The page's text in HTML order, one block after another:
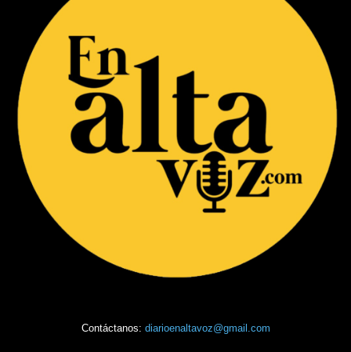
Contáctanos: diarioenaltavoz@gmail.com